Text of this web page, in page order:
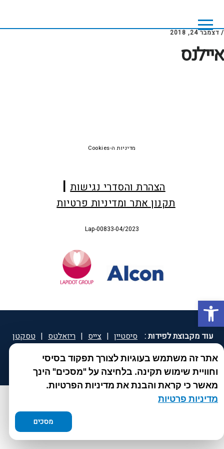
פתח סרגל נגישות
main
content
footer
/ דצמבר 24, 2018
איילנס
הצהרת והסדרי נגישות
תקנון אתר ומדיניות פרטיות
Lap-00833-04/2023
מדיניות ה-Cookies
אתר זה משתמש בעוגיות לצורך תפקוד בסיסי
וחוויית שימוש תקינה. בלחיצה על "מסכים" הינך
מאשר כי קראת והבנת את מדיניות הפרטיות.
מדיניות פרטיות
מסכים
עוד מקבוצת לפידות : סיסטיין | צייס | ריזאלטס | טסקטן
| ספאטון | ספיד גרון | יוטיפרו פלוס | קוקידנט |
DROPsept ®